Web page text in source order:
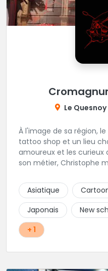
Le Quesnoy
À l'image de sa région,
tattoo shop et un lieu
amoureux et les curieux
son métier, Christophe
Asiatique
Japonais
New
+ 1